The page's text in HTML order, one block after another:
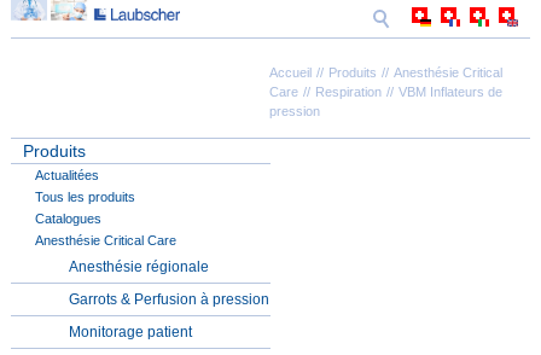
Accueil Produits
Anesthésie Critical
Care
Respiration
VBM Inflateurs de
pression
Produits
Actualitées
Tous les produits
Catalogues
Anesthésie Critical Care
Anesthésie régionale
Garrots & Perfusion à pression
Monitorage patient